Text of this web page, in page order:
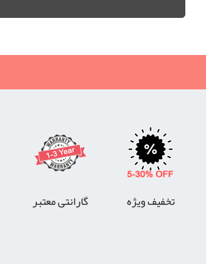
تخفیف ویژه گارانتی معتبر